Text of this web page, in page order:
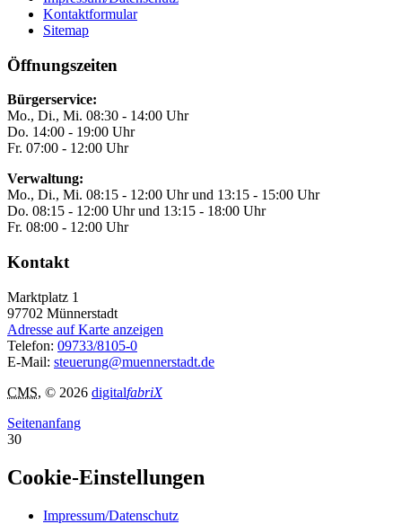
Kontaktformular
Sitemap
Öffnungszeiten
Bürgerservice:
Mo., Di., Mi. 08:30 - 14:00 Uhr
Do. 14:00 - 19:00 Uhr
Fr. 07:00 - 12:00 Uhr
Verwaltung:
Mo., Di., Mi. 08:15 - 12:00 Uhr und 13:15 - 15:00 Uhr
Do. 08:15 - 12:00 Uhr und 13:15 - 18:00 Uhr
Fr. 08:00 - 12:00 Uhr
Kontakt
Marktplatz 1
97702 Münnerstadt
Adresse auf Karte anzeigen
Telefon: 09733/8105-0
E-Mail: steuerung@muennerstadt.de
CMS, © 2026 digitalfabriX
Seitenanfang
30
Cookie-Einstellungen
Impressum/Datenschutz